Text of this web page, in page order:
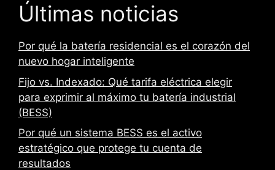
í
.
Últimas noticias
Por qué la batería residencial es el corazón del
nuevo hogar inteligente
Fijo vs. Indexado: Qué tarifa eléctrica elegir
para exprimir al máximo tu batería industrial
(BESS)
Por qué un sistema BESS es el activo
estratégico que protege tu cuenta de
resultados